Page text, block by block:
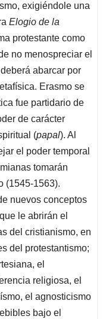
exigiéndole una
Elogio de la
protestante como
no menospreciar el
abarcar por
Erasmo se
fue partidario de
de carácter
(papal). Al
el poder temporal
tomarán
(1545-1563).
nuevos conceptos
le abrirán el
del cristianismo, en
del protestantismo;
el
religiosa, el
el agnosticismo
bajo el